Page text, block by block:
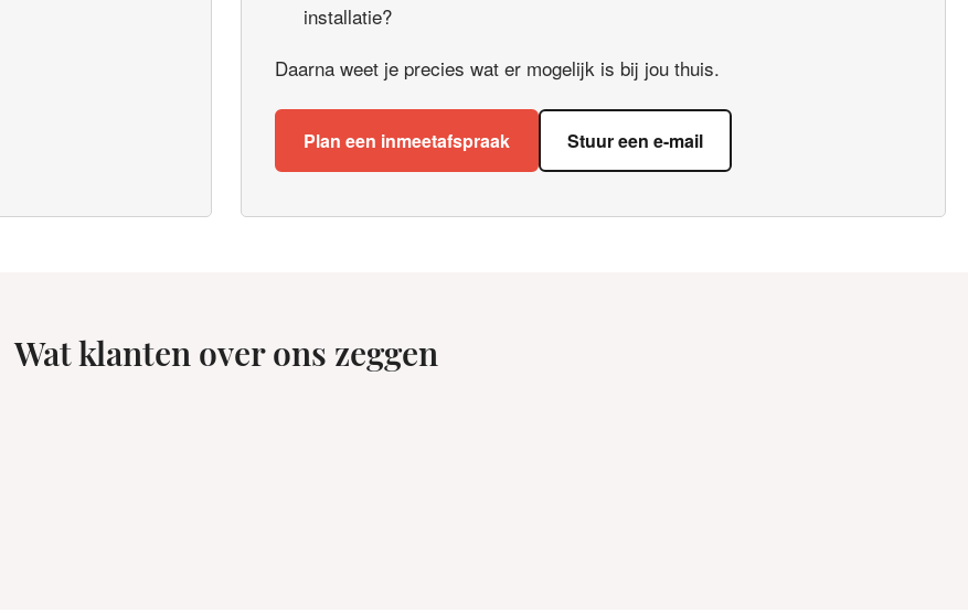
installatie?
Daarna weet je precies wat er mogelijk is bij jou thuis.
Plan een inmeetafspraak Stuur een e-mail
Wat klanten over ons zeggen